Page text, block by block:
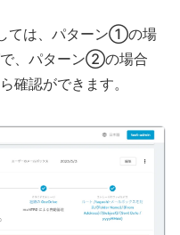
ては、パターン①の場
、パターン②の場合
確認ができます。